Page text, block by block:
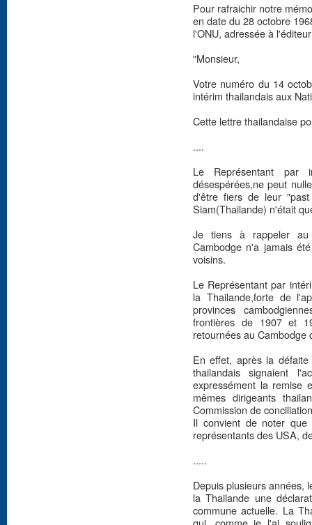
Pour rafraichir notre
en date du 28 octobre
l'ONU, adressée à
"Monsieur,
Votre numéro du 14
intérim thailandais aux
Cette lettre thailandaise
....
Le Représentant par
désespérées,ne peut
d'être fiers de leur
Siam(Thailande) n'était
Je tiens à rappeler au
Cambodge n'a jamais
voisins.
Le Représentant par
la Thailande,forte de
provinces
frontières de 1907 et
retournées au Cambodge
En effet, après la
thailandais signaient
expressément la remise
mêmes dirigeants
Commission de
Il convient de noter que
représentants des USA,
.....
Depuis plusieurs années,
la Thailande une
commune actuelle. La